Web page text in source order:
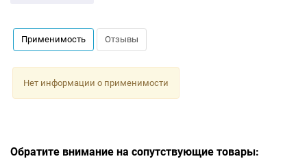
Применимость Отзывы
Нет информации о применимости
Обратите внимание на сопутствующие товары: